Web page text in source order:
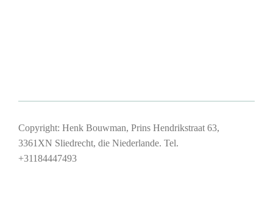
Copyright: Henk Bouwman, Prins Hendrikstraat 63,
3361XN Sliedrecht, die Niederlande. Tel.
+31184447493